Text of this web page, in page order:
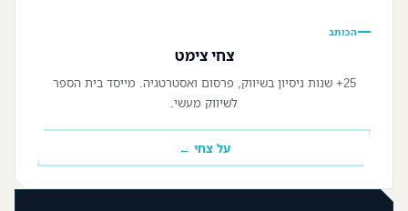
הכותב
צחי צימט
25+ שנות ניסיון בשיווק, פרסום ואסטרטגיה. מייסד בית הספר
לשיווק מעשי.
על צחי ←